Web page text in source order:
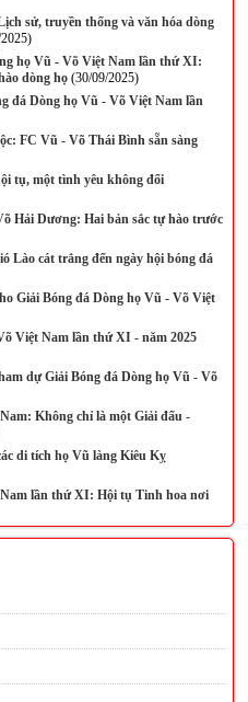
sử, truyền thống và văn hóa dòng
họ Vũ - Võ Việt Nam lần thứ XI:
dòng họ(30/09/2025)
đá Dòng họ Vũ - Võ Việt Nam lần
FC Vũ - Võ Thái Bình sẵn sàng
tụ, một tình yêu không đổi
Hải Dương: Hai bản sắc tự hào trước
Lào cát trắng đến ngày hội bóng đá
Giải Bóng đá Dòng họ Vũ - Võ Việt
Việt Nam lần thứ XI - năm 2025
dự Giải Bóng đá Dòng họ Vũ - Võ
Không chỉ là một Giải đấu -
di tích họ Vũ làng Kiêu Kỵ
lần thứ XI: Hội tụ Tinh hoa nơi